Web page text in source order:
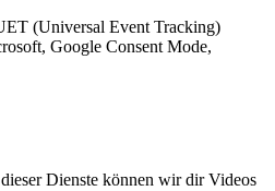
(Universal Event Tracking)
Google Consent Mode,
Dienste können wir dir Videos